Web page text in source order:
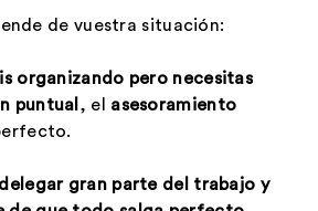
de vuestra situación:
organizando pero necesitas
puntual , el asesoramiento
gran parte del trabajo y